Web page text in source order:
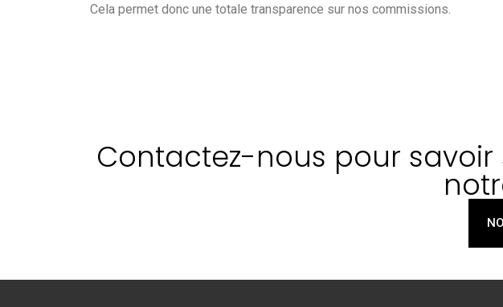
Cela permet donc une totale transparence sur nos commissions.
Contactez-nous pour